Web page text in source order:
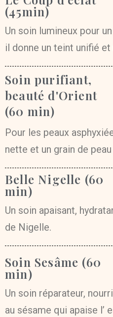
(45min)
Un soin lumineux pour
il donne un teint unifié et
Soin purifiant,
beauté d'Orient
(60 min)
Pour les peaux
nette et un grain de
Belle Nigelle (60
min)
Un soin apaisant,
de Nigelle.
Soin Sesâme (60
min)
Un soin réparateur,
au sésame qui apaise l’